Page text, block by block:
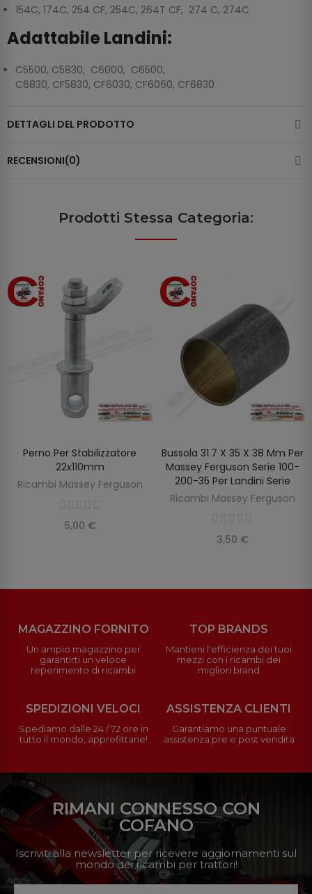
154C, 174C, 254 CF, 254C, 264T CF, 274 C, 274C
Adattabile Landini:
C5500, C5830, C6000, C6500,
C6830, CF5830, CF6030, CF6060, CF6830
DETTAGLI DEL PRODOTTO
RECENSIONI(0)
Prodotti Stessa Categoria:
AGGIUNGI AL CARRELLO
Perno Per Stabilizzatore
22x110mm
Ricambi Massey Ferguson
5,00 €
AGGIUNGI AL CARRELLO
Bussola 31.7 X 35 X 38 Mm Per
Massey Ferguson Serie 100-
200-35 Per Landini Serie
Ricambi Massey Ferguson
3,50 €
MAGAZZINO FORNITO
Un ampio magazzino per
garantirti un veloce
reperimento di ricambi
TOP BRANDS
Mantieni l'efficienza dei tuoi
mezzi con i ricambi dei
migliori brand
SPEDIZIONI VELOCI
Spediamo dalle 24 / 72 ore in
tutto il mondo, approfittane!
ASSISTENZA CLIENTI
Garantiamo una puntuale
assistenza pre e post vendita
RIMANI CONNESSO CON
COFANO
Iscriviti alla newsletter per ricevere aggiornamenti sul
mondo dei ricambi per trattori!